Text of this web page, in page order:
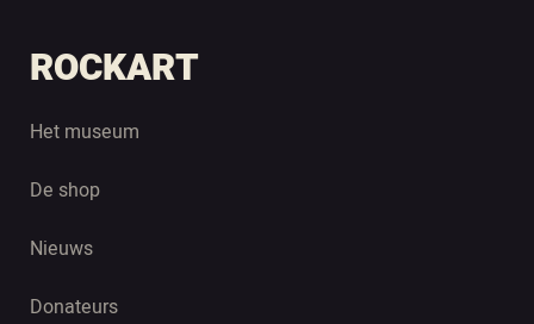
ROCKART
Het museum
De shop
Nieuws
Donateurs